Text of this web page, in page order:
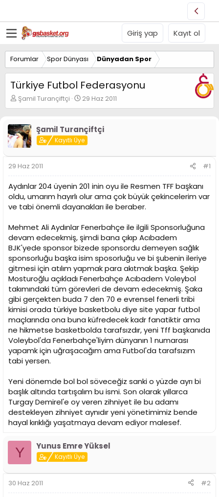
Giriş yap Kayıt ol
Forumlar Spor Dünyası Dünyadan Spor
Türkiye Futbol Federasyonu
K
o
u
y
u
B
a
ş
l
a
t
a
n
Şamil Turançiftçi
B
a
a
n
ı
t
a
r
i
h
29 Haz 2011
Şamil Turançiftçi
Kayıtlı Üye
29 Haz 2011 #1
Aydınlar 204 üyenin 201 inin oyu ile Resmen TFF başkanı
oldu, umarım hayırlı olur ama çok büyük çekincelerim var
ve tabi önemli dayanakları ile beraber.
Mehmet Ali Aydınlar Fenerbahçe ile ilgili Sponsorluğuna
devam edecekmiş, şimdi bana çıkıp Acıbadem
BJK'yede sponsor bizede sponsordu demeyen sağlık
sponsorluğu başka isim sposorluğu ve bi şubenin ileriye
gitmesi için atılım yapmak para akıtmak başka. Şekip
Mosturoğlu açıkladı Fenerbahçe Acıbadem Voleybol
takımındaki tüm görevleri de devam edecekmiş. Şaka
gibi gerçekten buda 7 den 70 e evrensel fenerli tribi
kimisi orada türkiye basketbolu diye site yapar futbol
maçlarında ona buna küfredecek kadr fanatiktir ama
ne hikmetse basketbolda tarafsızdır, yeni Tff başkanıda
Voleybol'da Fenerbahçe'liyim dünyanın 1 numarası
yapamk için uğraşacağım ama Futbol'da tarafsızım
tabi yersen.
Yeni dönemde bol bol söveceğiz sanki o yüzde ayrı bi
başlık altında tartışalım bu ismi. Son olarak yıllarca
Turgay Demirel'e oy veren zihniyet ile bu adamı
destekleyen zihniyet aynıdır yeni yönetimimiz bende
hayal kırıklığı yaşatmaya devam ediyor malesef.
Y Yunus Emre Yüksel
Kayıtlı Üye
30 Haz 2011 #2